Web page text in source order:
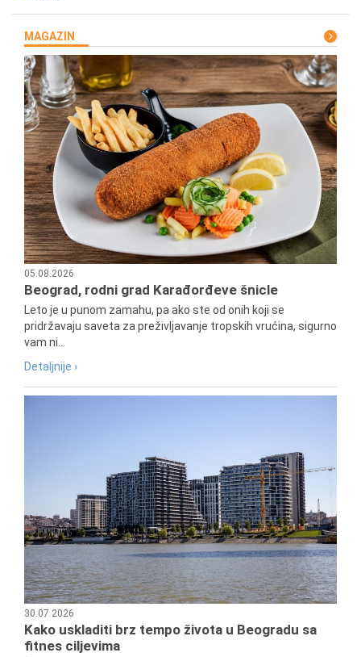
MAGAZIN
05.08.2026
Beograd, rodni grad Karađorđeve šnicle
Leto je u punom zamahu, pa ako ste od onih koji se
pridržavaju saveta za preživljavanje tropskih vrućina, sigurno
vam ni...
Detaljnije ›
30.07.2026
Kako uskladiti brz tempo života u Beogradu sa
fitnes ciljevima